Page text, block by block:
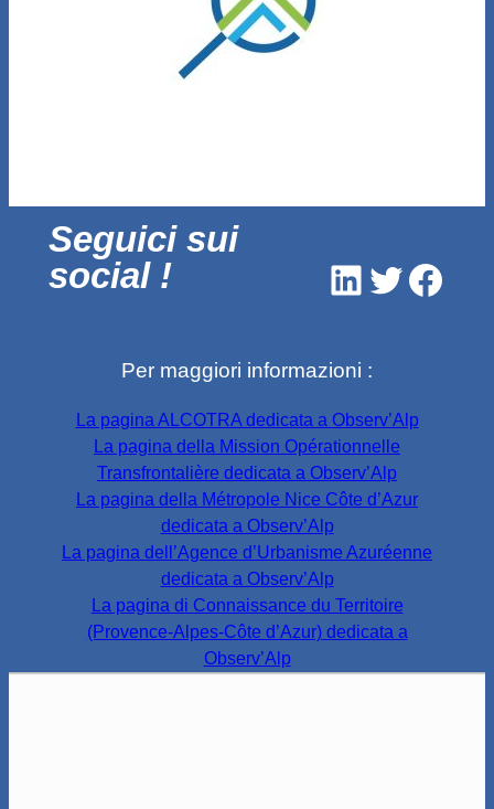
LinkedIn
Twitter
Seguici sui
social !
Per maggiori informazioni :
La pagina ALCOTRA dedicata a Observ’Alp
La pagina della Mission Opérationnelle
Transfrontalière dedicata a Observ’Alp
La pagina della Métropole Nice Côte d’Azur
dedicata a Observ’Alp
La pagina dell’Agence d’Urbanisme Azuréenne
dedicata a Observ’Alp
La pagina di Connaissance du Territoire
(Provence-Alpes-Côte d’Azur) dedicata a
Observ’Alp